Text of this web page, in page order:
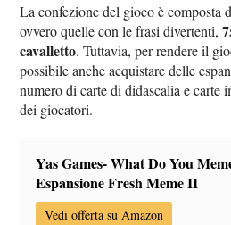
La confezione del gioco è composta
ovvero quelle con le frasi divertenti,
cavalletto. Tuttavia, per rendere il
possibile anche acquistare delle
numero di carte di didascalia e carte
dei giocatori.
Yas Games- What Do You
Espansione Fresh Meme II
Vedi offerta su Amazon